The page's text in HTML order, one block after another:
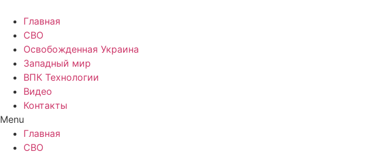
Главная
СВО
Освобожденная Украина
Западный мир
ВПК Технологии
Видео
Контакты
Menu
Главная
СВО